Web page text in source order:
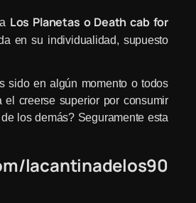
Los Planetas o Death cab for
en su individualidad, supuesto
sido en algún momento o todos
creerse superior por consumir
los demás? Seguramente esta
lacantinadelos90